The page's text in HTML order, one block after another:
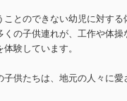
ことのできない幼児に対す
の子供連れが、工作や体操
験しています。
子供たちは、地元の人々に